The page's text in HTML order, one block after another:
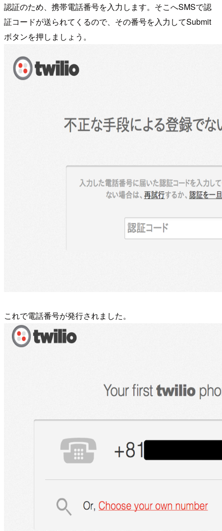
認証のため、携帯電話番号を入力します。そこへSMSで認
証コードが送られてくるので、その番号を入力してSubmit
ボタンを押しましょう。
これで電話番号が発行されました。